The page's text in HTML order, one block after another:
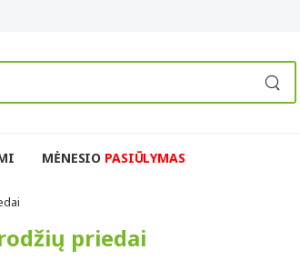
MĖNESIO PASIŪLYMAS
priedai